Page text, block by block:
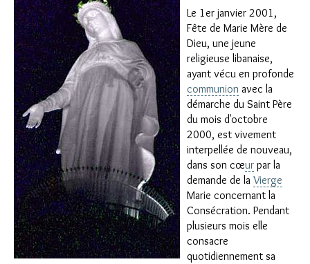
Le 1er janvier 2001,
Fête de Marie Mère de
Dieu, une jeune
religieuse libanaise,
ayant vécu en profonde
communion avec la
démarche du Saint Père
du mois d'octobre
2000, est vivement
interpellée de nouveau,
dans son cœur par la
demande de la Vierge
Marie concernant la
Consécration. Pendant
plusieurs mois elle
consacre
quotidiennement sa